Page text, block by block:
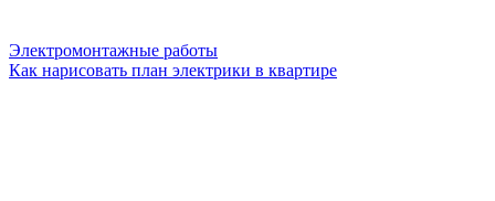
Электромонтажные работы
Как нарисовать план электрики в квартире